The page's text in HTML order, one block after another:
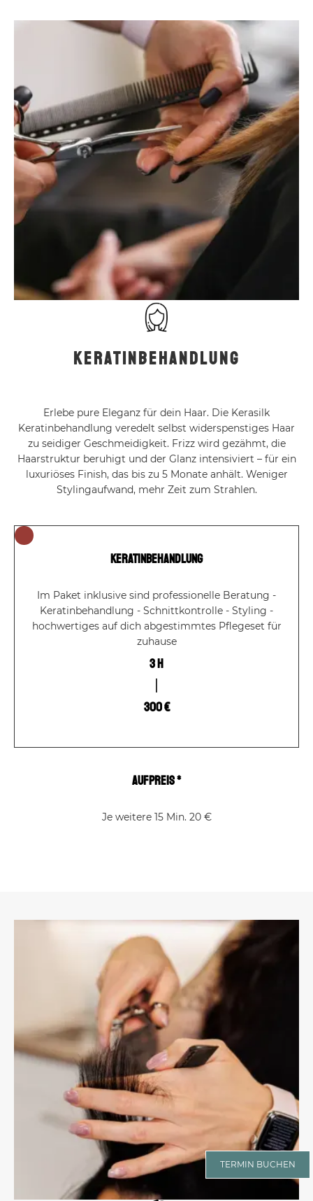
keratinbehandlung
Erlebe pure Eleganz für dein Haar. Die Kerasilk
Keratinbehandlung veredelt selbst widerspenstiges Haar
zu seidiger Geschmeidigkeit. Frizz wird gezähmt, die
Haarstruktur beruhigt und der Glanz intensiviert – für ein
luxuriöses Finish, das bis zu 5 Monate anhält. Weniger
Stylingaufwand, mehr Zeit zum Strahlen.
keratinbehandlung
Im Paket inklusive sind professionelle Beratung -
Keratinbehandlung - Schnittkontrolle - Styling -
hochwertiges auf dich abgestimmtes Pflegeset für
zuhause
3 h
300 €
Aufpreis *
Je weitere 15 Min. 20 €
TERMIN BUCHEN